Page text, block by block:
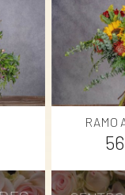
RAMO